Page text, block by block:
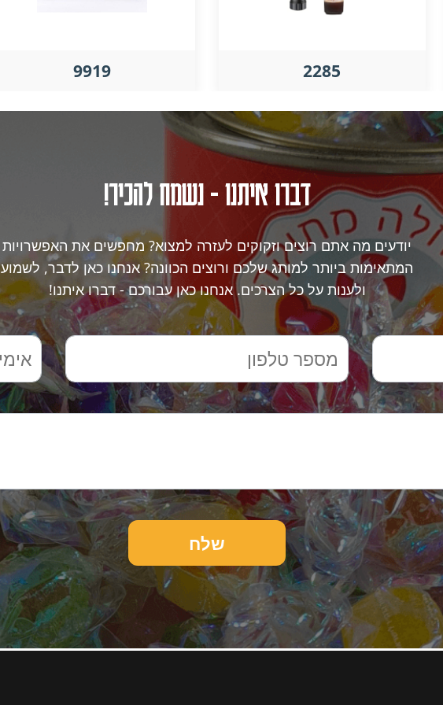
2285
9919
דברו איתנו - נשמח להכיר!
יודעים מה אתם רוצים וזקוקים לעזרה למצוא? מחפשים את האפשרויות
המתאימות ביותר למותג שלכם ורוצים הכוונה? אנחנו כאן לדבר, לשמוע
ולענות על כל הצרכים. אנחנו כאן עבורכם - דברו איתנו!